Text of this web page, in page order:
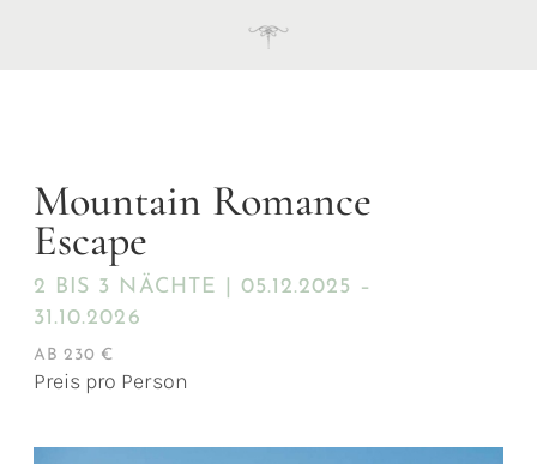
Mountain Romance
Escape
2 BIS 3 NÄCHTE | 05.12.2025 –
31.10.2026
AB 230 €
Preis pro Person